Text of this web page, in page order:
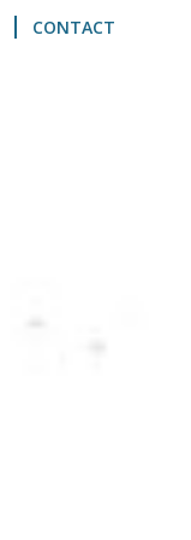
CONTACT